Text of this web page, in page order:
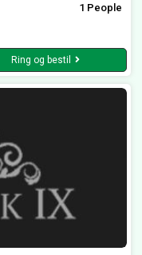
1 People
Ring og bestil